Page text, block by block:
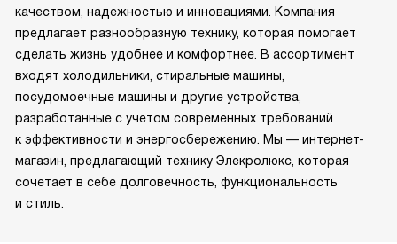
качеством, надежностью и инновациями. Компания
предлагает разнообразную технику, которая помогает
сделать жизнь удобнее и комфортнее. В ассортимент
входят холодильники, стиральные машины,
посудомоечные машины и другие устройства,
разработанные с учетом современных требований
к эффективности и энергосбережению. Мы — интернет-
магазин, предлагающий технику Элекролюкс, которая
сочетает в себе долговечность, функциональность
и стиль.